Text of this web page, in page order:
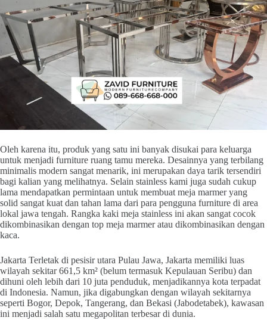
Oleh karena itu, produk yang satu ini banyak disukai para keluarga
untuk menjadi furniture ruang tamu mereka. Desainnya yang terbilang
minimalis modern sangat menarik, ini merupakan daya tarik tersendiri
bagi kalian yang melihatnya. Selain stainless kami juga sudah cukup
lama mendapatkan permintaan untuk membuat meja marmer yang
solid sangat kuat dan tahan lama dari para pengguna furniture di area
lokal jawa tengah. Rangka kaki meja stainless ini akan sangat cocok
dikombinasikan dengan top meja marmer atau dikombinasikan dengan
kaca.
Jakarta Terletak di pesisir utara Pulau Jawa, Jakarta memiliki luas
wilayah sekitar 661,5 km² (belum termasuk Kepulauan Seribu) dan
dihuni oleh lebih dari 10 juta penduduk, menjadikannya kota terpadat
di Indonesia. Namun, jika digabungkan dengan wilayah sekitarnya
seperti Bogor, Depok, Tangerang, dan Bekasi (Jabodetabek), kawasan
ini menjadi salah satu megapolitan terbesar di dunia.